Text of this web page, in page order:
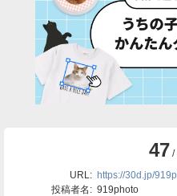
47 /
URL: https://30d.jp/
投稿者名: 919photo